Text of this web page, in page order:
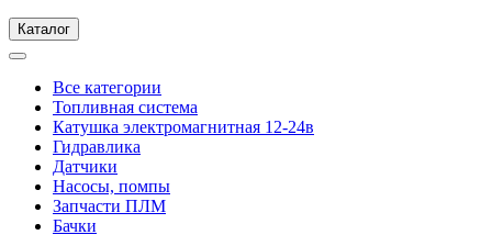
Каталог
Все категории
Топливная система
Катушка электромагнитная 12-24в
Гидравлика
Датчики
Насосы, помпы
Запчасти ПЛМ
Бачки